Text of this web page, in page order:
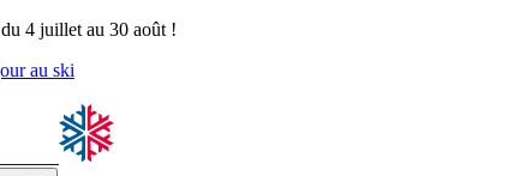
4 juillet au 30 août !
au ski